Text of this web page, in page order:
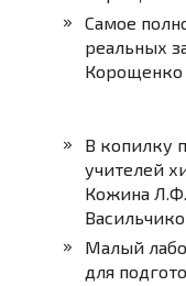
Самое
реальных
Корощенко
В копилку
учителей
Кожина
Малый
для